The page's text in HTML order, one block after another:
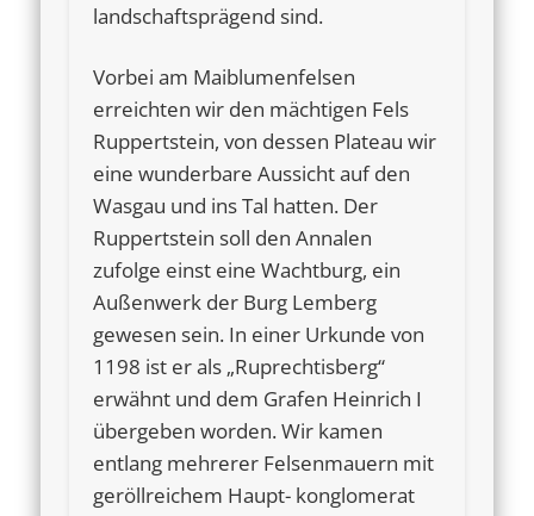
landschaftsprägend sind.
Vorbei am Maiblumenfelsen
erreichten wir den mächtigen Fels
Ruppertstein, von dessen Plateau wir
eine wunderbare Aussicht auf den
Wasgau und ins Tal hatten. Der
Ruppertstein soll den Annalen
zufolge einst eine Wachtburg, ein
Außenwerk der Burg Lemberg
gewesen sein. In einer Urkunde von
1198 ist er als „Ruprechtisberg“
erwähnt und dem Grafen Heinrich I
übergeben worden. Wir kamen
entlang mehrerer Felsenmauern mit
geröllreichem Haupt- konglomerat